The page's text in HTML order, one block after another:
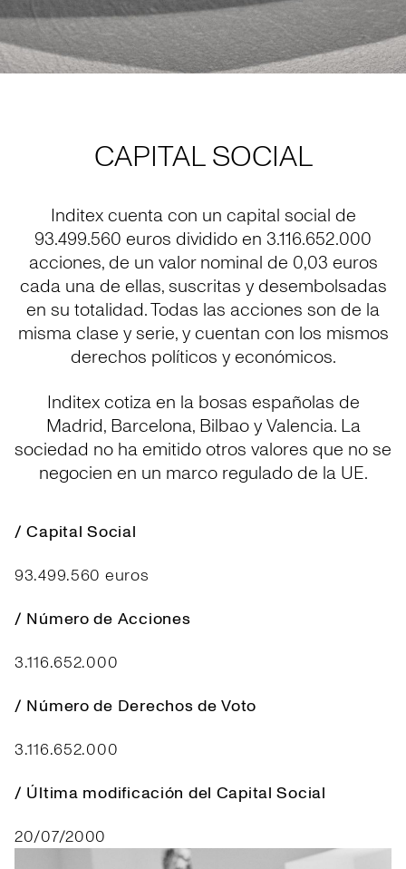
CAPITAL SOCIAL
Inditex cuenta con un capital social de
93.499.560 euros dividido en 3.116.652.000
acciones, de un valor nominal de 0,03 euros
cada una de ellas, suscritas y desembolsadas
en su totalidad. Todas las acciones son de la
misma clase y serie, y cuentan con los mismos
derechos políticos y económicos.
Inditex cotiza en la bosas españolas de
Madrid, Barcelona, Bilbao y Valencia. La
sociedad no ha emitido otros valores que no se
negocien en un marco regulado de la UE.
/ Capital Social
93.499.560 euros
/ Número de Acciones
3.116.652.000
/ Número de Derechos de Voto
3.116.652.000
/ Última modificación del Capital Social
20/07/2000